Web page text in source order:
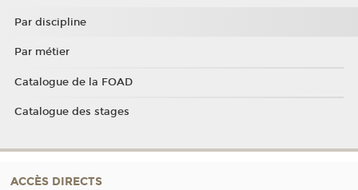
Par discipline
Par métier
Catalogue de la FOAD
Catalogue des stages
ACCÈS DIRECTS